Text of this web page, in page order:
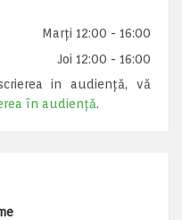
Marți 12:00 - 16:00
Joi 12:00 - 16:00
in audiență, vă
în audiență.